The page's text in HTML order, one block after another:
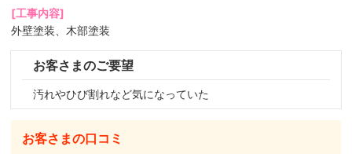
[工事内容]
外壁塗装、木部塗装
お客さまのご要望
汚れやひび割れなど気になっていた
お客さまの口コミ